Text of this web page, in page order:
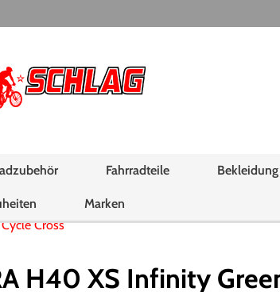
Fahrradteile Bekleidung
Marken
Cross
H40 XS Infinity